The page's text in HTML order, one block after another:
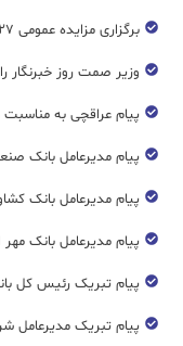
برگزاری مزایده عمومی ۱۲۷ فقره از املاك مازاد بانك ملت
وزیر صمت روز خبرنگار
پیام عراقچی به مناسبت
پیام مدیرعامل بانک
پیام مدیرعامل بانک
پیام مدیرعامل بانک مهر
پیام تبریک رئیس کل
پیام تبریک مدیرعامل